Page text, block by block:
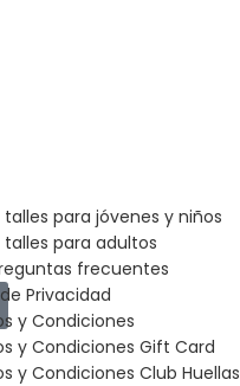
para jóvenes y niños
para adultos
frecuentes
Privacidad
y Condiciones
y Condiciones Gift Card
y Condiciones Club Huellas